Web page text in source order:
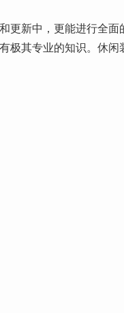
更新中，更能进行全
极其专业的知识。休